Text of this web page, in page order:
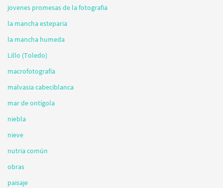
jovenes promesas de la fotografia
la mancha esteparia
la mancha humeda
Lillo (Toledo)
macrofotografía
malvasia cabeciblanca
mar de ontígola
niebla
nieve
nutria común
obras
paisaje